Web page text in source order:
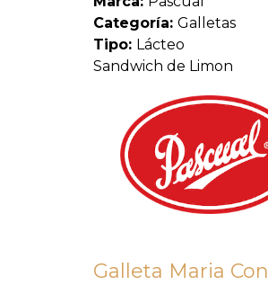
Categoría: Galletas
Tipo: Lácteo
Sandwich de Limon
Galleta Maria Con